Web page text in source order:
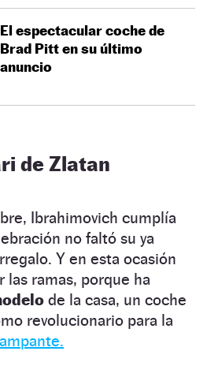
El espectacular coche de
Brad Pitt en su último
anuncio
de Zlatan
Ibrahimovich cumplía
no faltó su ya
Y en esta ocasión
las ramas, porque ha
de la casa, un coche
revolucionario para la